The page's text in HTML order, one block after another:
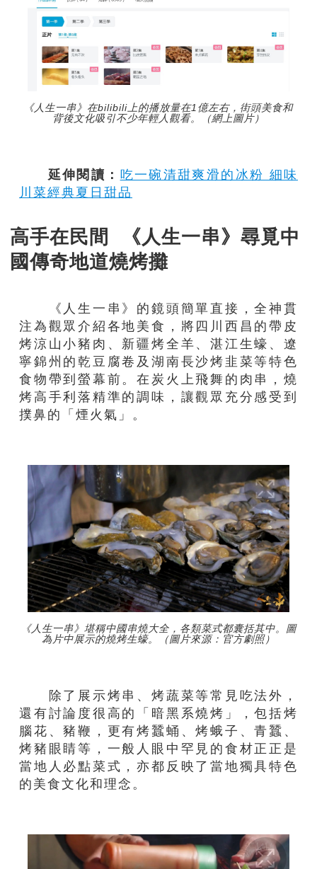
《人生一串》在bilibili上的播放量在1億左右，街頭美食和
背後文化吸引不少年輕人觀看。（網上圖片）
延伸閱讀： 吃一碗清甜爽滑的冰粉 細味
川菜經典夏日甜品
高手在民間 《人生一串》尋覓中
國傳奇地道燒烤攤
《人生一串》的鏡頭簡單直接，全神貫
注為觀眾介紹各地美食，將四川西昌的帶皮
烤涼山小豬肉、新疆烤全羊、湛江生蠔、遼
寧錦州的乾豆腐卷及湖南長沙烤韭菜等特色
食物帶到螢幕前。在炭火上飛舞的肉串，燒
烤高手利落精準的調味，讓觀眾充分感受到
撲鼻的「煙火氣」。
《人生一串》堪稱中國串燒大全，各類菜式都囊括其中。圖
為片中展示的燒烤生蠔。（圖片來源：官方劇照）
除了展示烤串、烤蔬菜等常見吃法外，
還有討論度很高的「暗黑系燒烤」，包括烤
腦花、豬鞭，更有烤蠶蛹、烤蛾子、青蠶、
烤豬眼睛等，一般人眼中罕見的食材正正是
當地人必點菜式，亦都反映了當地獨具特色
的美食文化和理念。